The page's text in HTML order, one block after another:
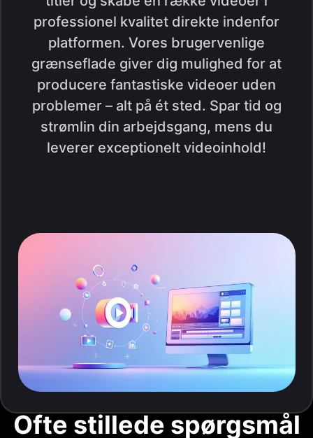
professionel kvalitet direkte indenfor
platformen. Vores brugervenlige
grænseflade giver dig mulighed for at
producere fantastiske videoer uden
problemer – alt på ét sted. Spar tid og
strømlin din arbejdsgang, mens du
leverer exceptionelt videoinhold!
Ofte stillede spørgsmål